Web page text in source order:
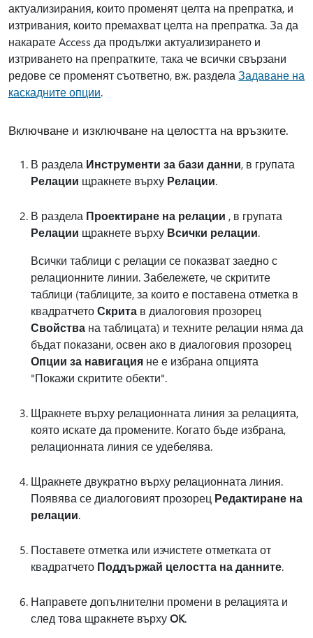
актуализирания, които променят целта на препратка, и
изтривания, които премахват целта на препратка. За да
накарате Access да продължи актуализирането и
изтриването на препратките, така че всички свързани
редове се променят съответно, вж. разделаЗадаване на
каскадните опции.
Включване и изключване на целостта на връзките.
В раздела Инструменти за бази данни, в групата
Релации щракнете върху Релации.
В раздела Проектиране на релации , в групата
Релации щракнете върху Всички релации.
Всички таблици с релации се показват заедно с
релационните линии. Забележете, че скритите
таблици (таблиците, за които е поставена отметка в
квадратчетоСкрита в диалоговия прозорец
Свойства на таблицата) и техните релации няма да
бъдат показани, освен ако в диалоговия прозорец
Опции за навигация не е избрана опцията
"Покажи скритите обекти".
Щракнете върху релационната линия за релацията,
която искате да промените. Когато бъде избрана,
релационната линия се удебелява.
Щракнете двукратно върху релационната линия.
Появява се диалоговият прозорец Редактиране на
релации.
Поставете отметка или изчистете отметката от
квадратчето Поддържай целостта на данните.
Направете допълнителни промени в релацията и
след това щракнете върхуOK.